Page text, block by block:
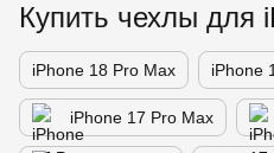
Купить чехлы для
iPhone 18 Pro Max iPhone
iPhone 17 Pro Max